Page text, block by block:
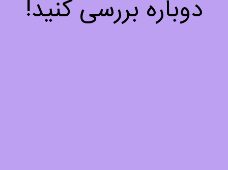
دوباره بررسی کنید!